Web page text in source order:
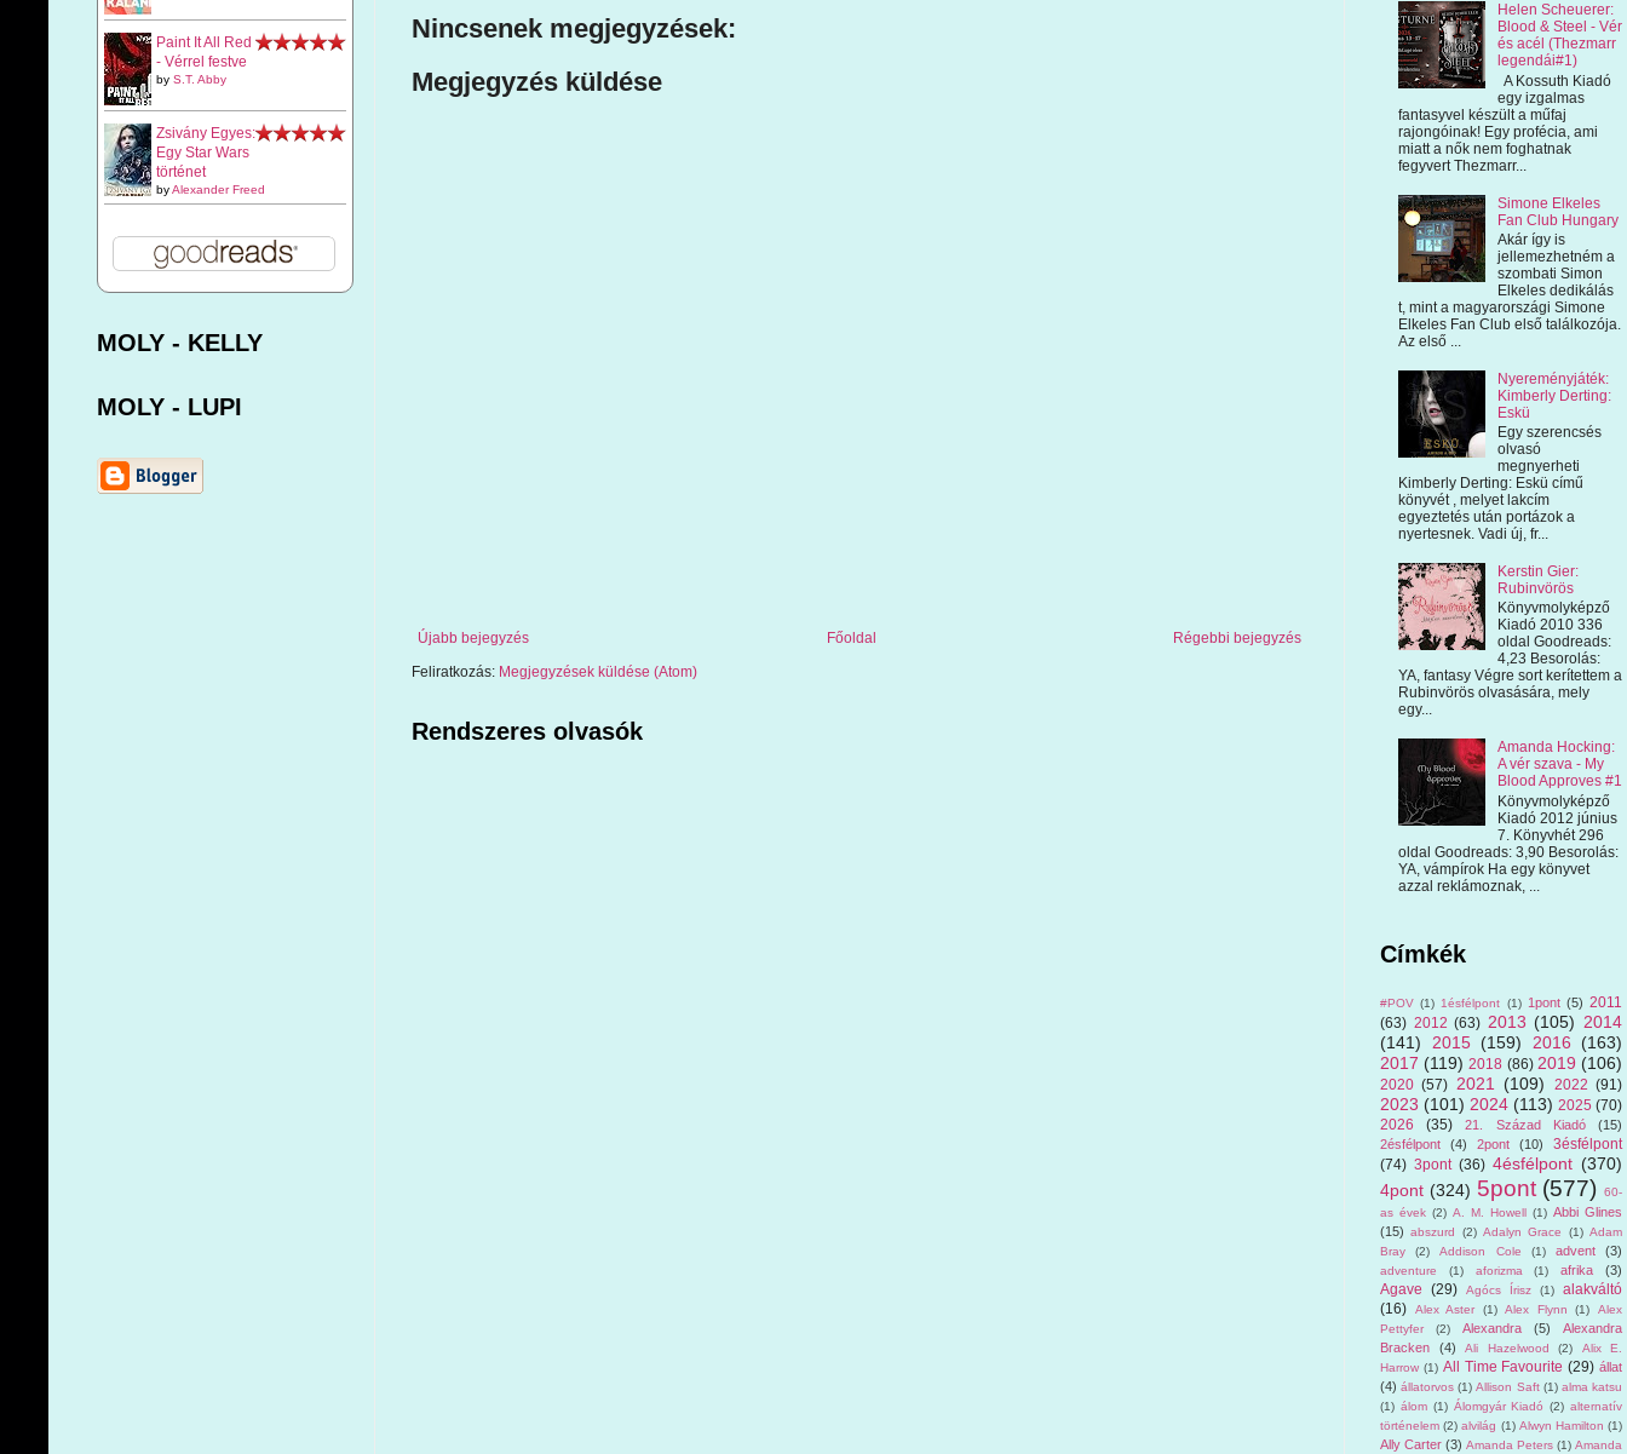
Nincsenek megjegyzések:
Megjegyzés küldése
Újabb bejegyzés Régebbi bejegyzés
Főoldal
Feliratkozás: Megjegyzések küldése (Atom)
Rendszeres olvasók
Paint It All Red
- Vérrel festve
by S.T. Abby
Zsivány Egyes:
Egy Star Wars
történet
byAlexander Freed
MOLY - KELLY
MOLY - LUPI
Helen Scheuerer:
Blood & Steel - Vér
és acél (Thezmarr
legendái#1)
A Kossuth Kiadó
egy izgalmas
fantasyvel készült a műfaj
rajongóinak! Egy profécia, ami
miatt a nők nem foghatnak
fegyvert Thezmarr...
Simone Elkeles
Fan Club Hungary
Akár így is
jellemezhetném a
szombati Simon
Elkeles dedikálás
t, mint a magyarországi Simone
Elkeles Fan Club első találkozója.
Az első ...
Nyereményjáték:
Kimberly Derting:
Eskü
Egy szerencsés
olvasó
megnyerheti
Kimberly Derting: Eskü című
könyvét , melyet lakcím
egyeztetés után portázok a
nyertesnek. Vadi új, fr...
Kerstin Gier:
Rubinvörös
Könyvmolyképző
Kiadó 2010 336
oldal Goodreads:
4,23 Besorolás:
YA, fantasy Végre sort kerítettem a
Rubinvörös olvasására, mely
egy...
Amanda Hocking:
A vér szava - My
Blood Approves #1
Könyvmolyképző
Kiadó 2012 június
7. Könyvhét 296
oldal Goodreads: 3,90 Besorolás:
YA, vámpírok Ha egy könyvet
azzal reklámoznak, ...
Címkék
#POV (1) 1ésfélpont (1) 1pont (5) 2011
(63) 2012 (63) 2013 (105) 2014
(141)
2015 (159) 2016
(163)
2017 (119) 2018 (86) 2019 (106)
2020 (57) 2021 (109) 2022 (91)
2023 (101) 2024 (113) 2025 (70)
2026
(35) 21. Század Kiadó
(15)
2ésfélpont
(4) 2pont (10)
3ésfélpont
(74) 3pont (36) 4ésfélpont (370)
4pont (324) 5pont (577) 60-
as évek (2) A. M. Howell (1) Abbi Glines
(15) abszurd (2) Adalyn Grace (1) Adam
Bray
(2) Addison Cole (1) advent (3)
adventure (1) aforizma (1) afrika (3)
Agave (29) Agócs Írisz (1)
alakváltó
(16)
Alex Aster (1) Alex Flynn (1)
Alex
Pettyfer
(2) Alexandra (5)
Alexandra
Bracken
(4) Ali Hazelwood (2)
Alix E.
Harrow (1) All Time Favourite (29) állat
(4) állatorvos (1) Allison Saft (1) alma katsu
(1) álom (1) Álomgyár Kiadó (2) alternatív
történelem (2) alvilág (1) Alwyn Hamilton (1)
Ally Carter (3) Amanda Peters (1) Amanda